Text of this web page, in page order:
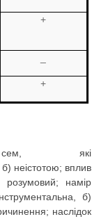
+
+
які
б) неістотою; вплив
розумовий; намір
б)
наслідок